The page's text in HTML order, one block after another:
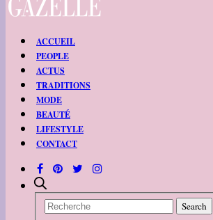
ACCUEIL
PEOPLE
ACTUS
TRADITIONS
MODE
BEAUTÉ
LIFESTYLE
CONTACT